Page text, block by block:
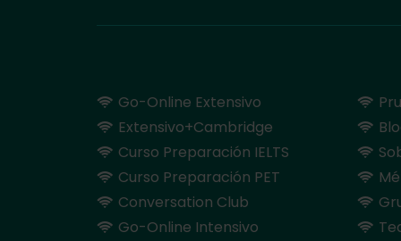
Go-Online Extensivo
Extensivo+Cambridge
Curso Preparación IELTS
Curso Preparación PET
Conversation Club
Go-Online Intensivo